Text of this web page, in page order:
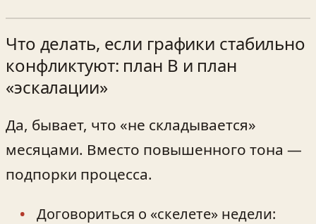
Что делать, если графики стабильно
конфликтуют: план B и план
«эскалации»
Да, бывает, что «не складывается»
месяцами. Вместо повышенного тона —
подпорки процесса.
Договориться о «скелете» недели: